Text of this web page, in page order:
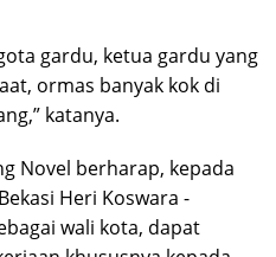
gardu, ketua gardu yang
ormas banyak kok di
katanya.
Novel berharap, kepada
Heri Koswara -
wali kota, dapat